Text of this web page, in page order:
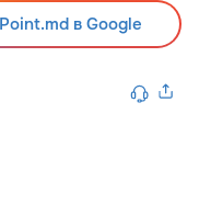
в Google